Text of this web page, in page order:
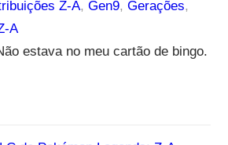
Z-A, Gen9, Gerações
A
estava no meu cartão de bingo.